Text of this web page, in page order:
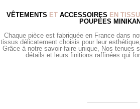
VÊTEMENTS ET ACCESSOIRES EN
POUPÉES
Chaque pièce est fabriquée en France dans
tissus délicatement choisis pour leur
Grâce à notre savoir-faire unique, Nos tenues
détails et leurs finitions raffinées qui